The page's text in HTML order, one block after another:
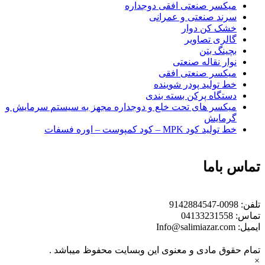
میکسر صنعتی افقی دوجداره
سرند صنعتی و عمرانی
خشک کن دوار
گالری تصاویر
بچينگ بتن
نوار نقاله صنعتی
ميكسر صنعتی افقی
خط تولید پودر شوينده
دستگاه پرکن بسته بندی
میکسر های تحت خلع و دوجداره مجهز به سیستم سرمایش و
گرمایش
خط تولید کود MPK – کود کمپوست – اوره فسفات
تماس باما
تلفن:
تماس:
ایمیل:
تمام حقوق مادی و معنوی این وبسایت محفوظ میباشد .
×